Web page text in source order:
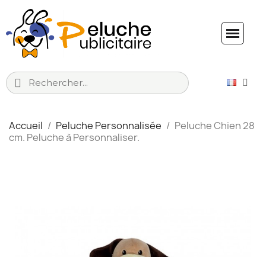
Accueil Peluche Personnalisée
Peluche Chien 28
cm. Peluche à Personnaliser.